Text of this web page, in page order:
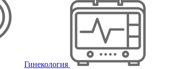
Гинекология